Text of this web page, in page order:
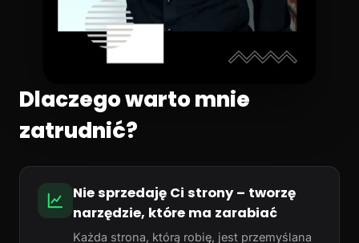
Dlaczego warto mnie
zatrudnić?
Nie sprzedaję Ci strony – tworzę
narzędzie, które ma zarabiać
Każda strona, którą robię, jest przemyślana